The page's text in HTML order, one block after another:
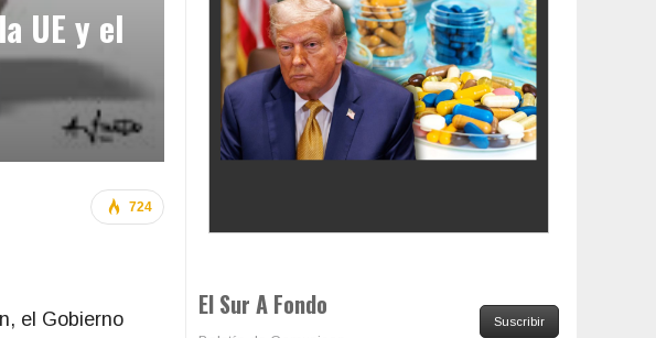
UE y el
724
el Gobierno
El Sur A Fondo
Suscribir